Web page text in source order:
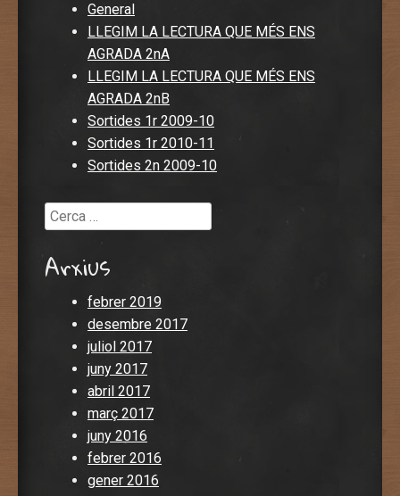
General
LLEGIM LA LECTURA QUE MÉS ENS
AGRADA 2nA
LLEGIM LA LECTURA QUE MÉS ENS
AGRADA 2nB
Sortides 1r 2009-10
Sortides 1r 2010-11
Sortides 2n 2009-10
Cerca
Arxius
febrer 2019
desembre 2017
juliol 2017
juny 2017
abril 2017
març 2017
juny 2016
febrer 2016
gener 2016